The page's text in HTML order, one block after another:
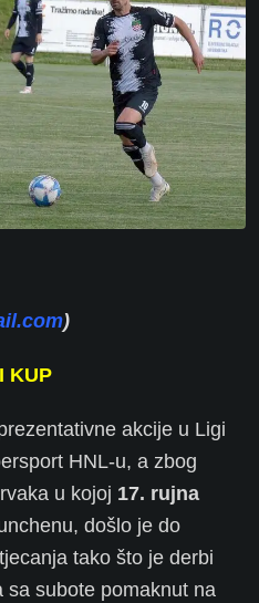
)
KUP
akcije u Ligi
HNL-u, a zbog
u kojoj 17. rujna
došlo je do
tako što je derbi
sa subote pomaknut na